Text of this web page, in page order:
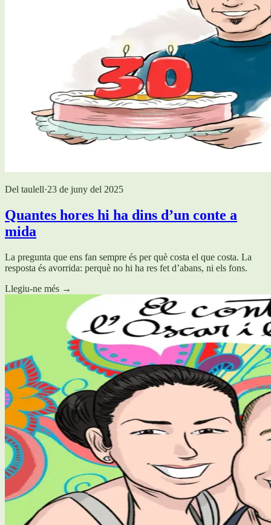
Del taulell·23 de juny del 2025
Quantes hores hi ha dins d’un conte a
mida
La pregunta que ens fan sempre és per què costa el que costa. La
resposta és avorrida: perquè no hi ha res fet d’abans, ni els fons.
Llegiu-ne més →